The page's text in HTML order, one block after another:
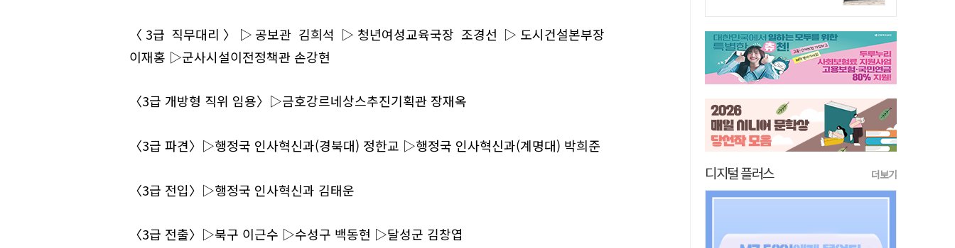
〈3급 직무대리〉▷공보관 김희석 ▷청년여성교육국장 조경선 ▷도시건설본부장
이재홍 ▷군사시설이전정책관 손강현
〈3급 개방형 직위 임용〉▷금호강르네상스추진기획관 장재옥
〈3급 파견〉▷행정국 인사혁신과(경북대) 정한교 ▷행정국 인사혁신과(계명대) 박희준
〈3급 전입〉▷행정국 인사혁신과 김태운
〈3급 전출〉▷북구 이근수 ▷수성구 백동현 ▷달성군 김창엽
디지털 플러스 더보기